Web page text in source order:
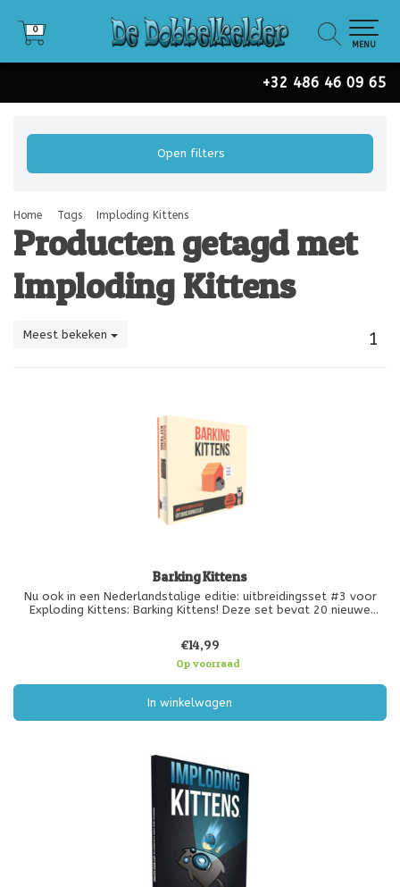
+32 486 46 09 65
0
0
MENU
Open filters
Home Tags Imploding Kittens
Producten getagd met
Imploding Kittens
Meest bekeken 1
Barking Kittens
Nu ook in een Nederlandstalige editie: uitbreidingsset #3 voor
Exploding Kittens: Barking Kittens! Deze set bevat 20 nieuwe
€14,99
Op voorraad
In winkelwagen